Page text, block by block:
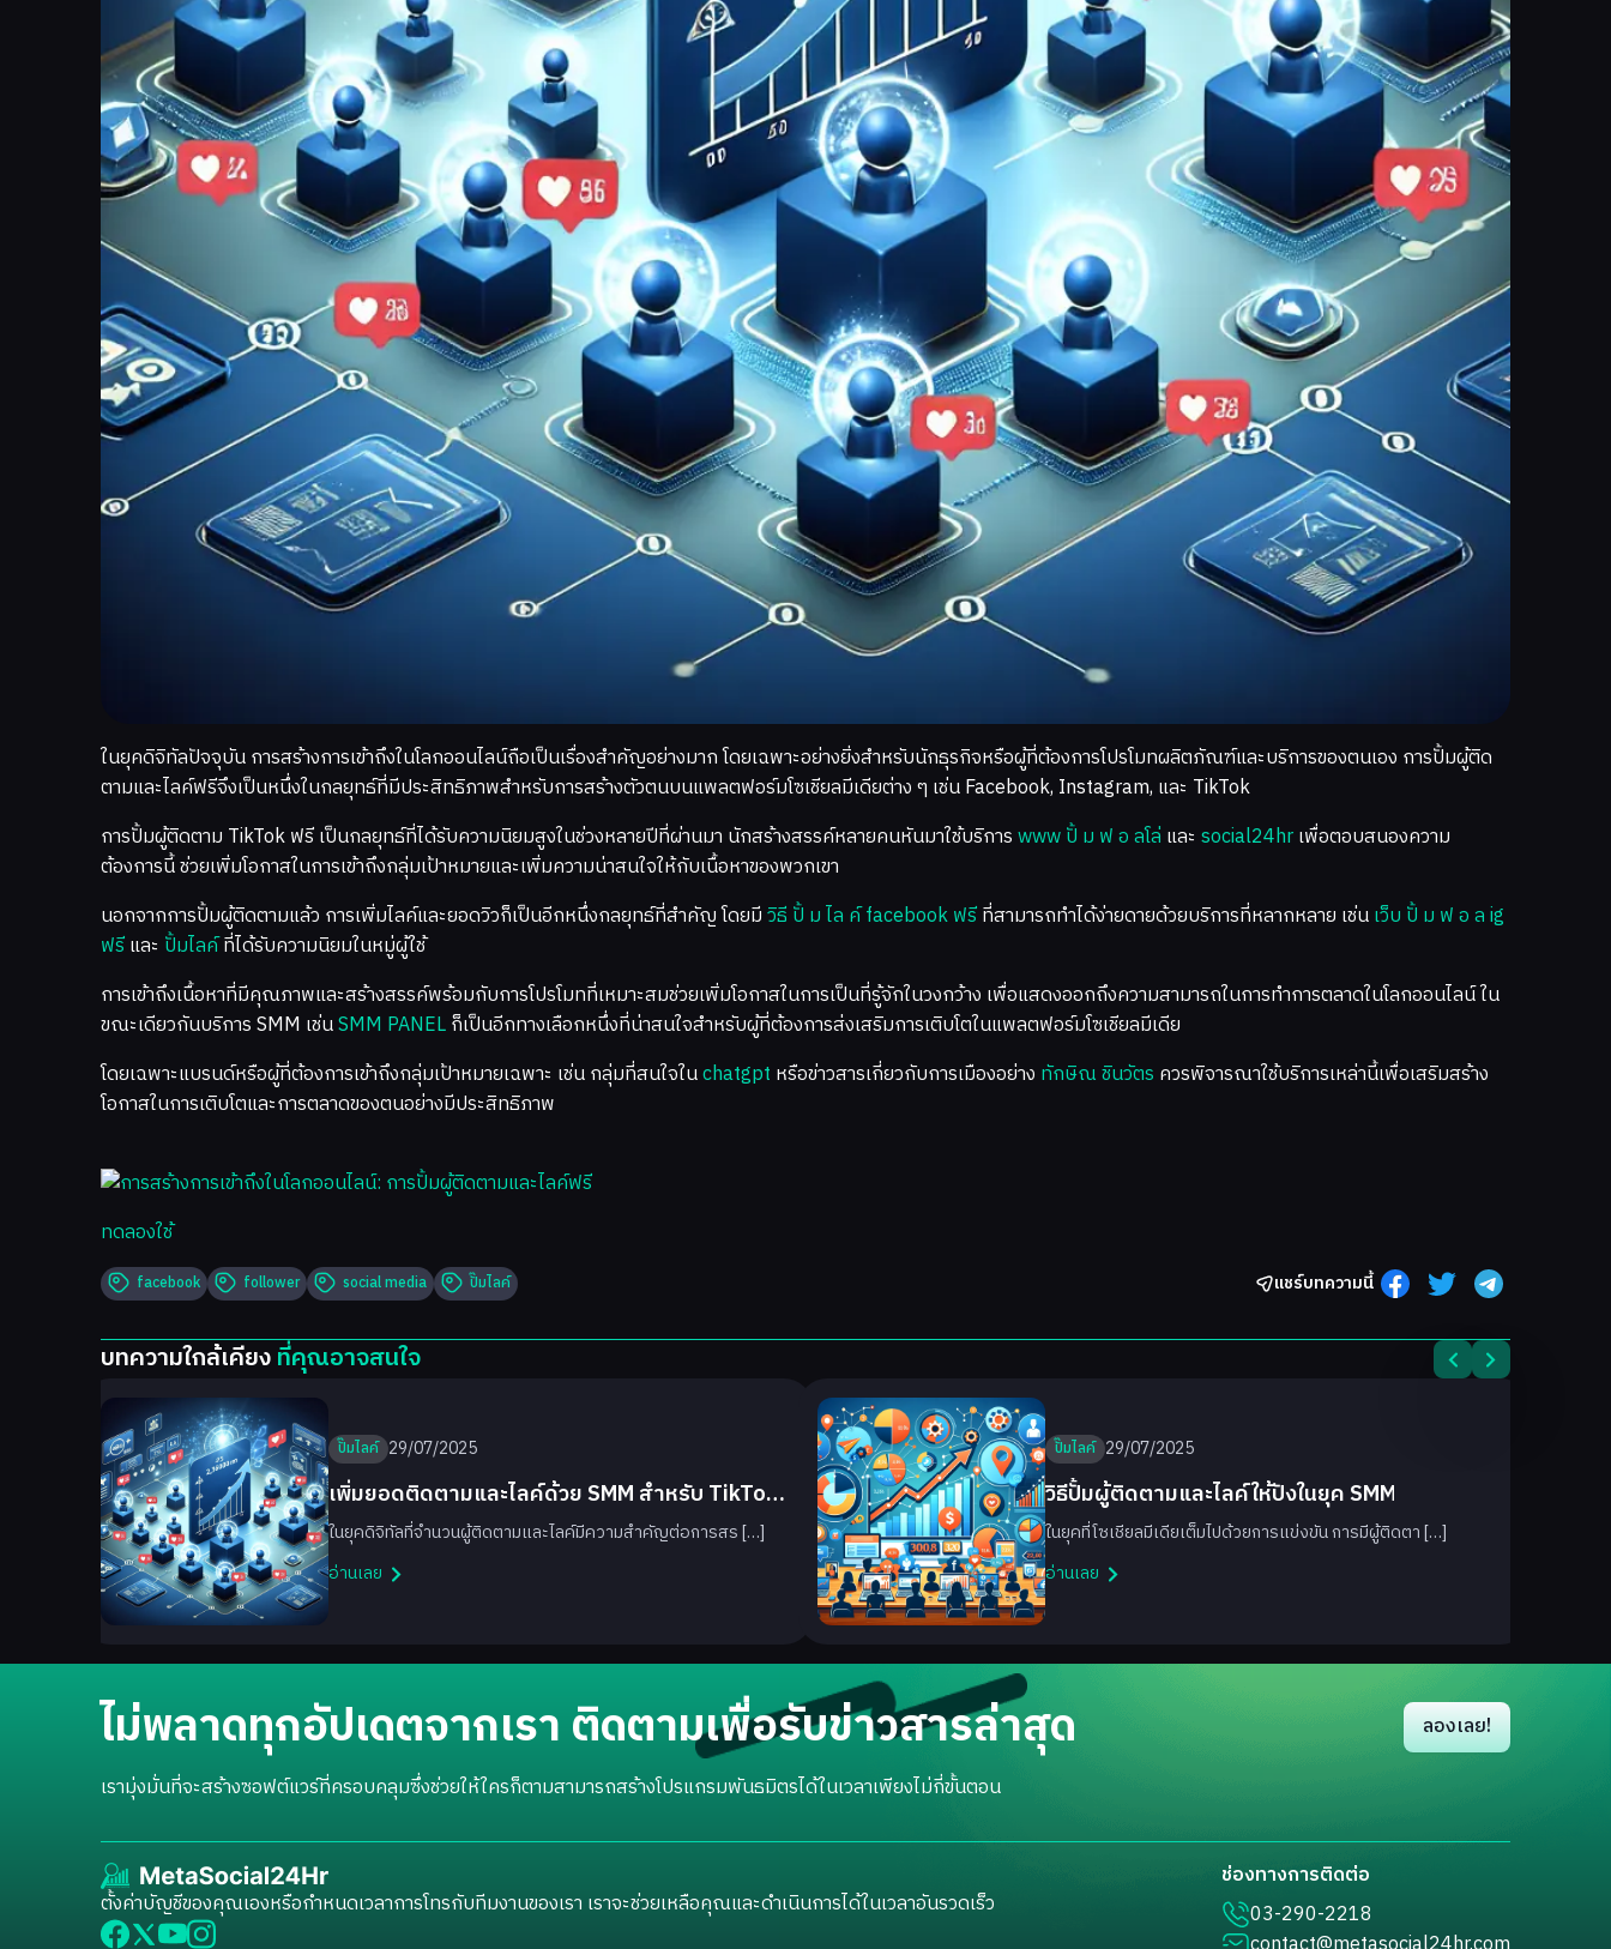
ในยุคดิจิทัลปัจจุบัน การสร้างการเข้าถึงในโลกออนไลน์ถือเป็นเรื่องสำคัญอย่างมาก โดยเฉพาะอย่างยิ่งสำหรับนักธุรกิจหรือผู้ที่ต้องการโปรโมทผลิตภัณฑ์และบริการของตนเอง การปั้มผู้ติด
ตามและไลค์ฟรีจึงเป็นหนึ่งในกลยุทธ์ที่มีประสิทธิภาพสำหรับการสร้างตัวตนบนแพลตฟอร์มโซเชียลมีเดียต่าง ๆ เช่น Facebook, Instagram, และ TikTok
การปั้มผู้ติดตาม TikTok ฟรี เป็นกลยุทธ์ที่ได้รับความนิยมสูงในช่วงหลายปีที่ผ่านมา นักสร้างสรรค์หลายคนหันมาใช้บริการwww ปั้ ม ฟ อ ลโล่ และ social24hrเพื่อตอบสนองความ
ต้องการนี้ ช่วยเพิ่มโอกาสในการเข้าถึงกลุ่มเป้าหมายและเพิ่มความน่าสนใจให้กับเนื้อหาของพวกเขา
นอกจากการปั้มผู้ติดตามแล้ว การเพิ่มไลค์และยอดวิวก็เป็นอีกหนึ่งกลยุทธ์ที่สำคัญ โดยมีวิธี ปั้ ม ไล ค์ facebook ฟรีที่สามารถทำได้ง่ายดายด้วยบริการที่หลากหลาย เช่นเว็บ ปั้ ม ฟ อ ล ig
ฟรีและ ปั้มไลค์ที่ได้รับความนิยมในหมู่ผู้ใช้
การเข้าถึงเนื้อหาที่มีคุณภาพและสร้างสรรค์พร้อมกับการโปรโมทที่เหมาะสมช่วยเพิ่มโอกาสในการเป็นที่รู้จักในวงกว้าง เพื่อแสดงออกถึงความสามารถในการทำการตลาดในโลกออนไลน์ ใน
ขณะเดียวกันบริการ SMM เช่นSMM PANELก็เป็นอีกทางเลือกหนึ่งที่น่าสนใจสำหรับผู้ที่ต้องการส่งเสริมการเติบโตในแพลตฟอร์มโซเชียลมีเดีย
โดยเฉพาะแบรนด์หรือผู้ที่ต้องการเข้าถึงกลุ่มเป้าหมายเฉพาะ เช่น กลุ่มที่สนใจในchatgpt หรือข่าวสารเกี่ยวกับการเมืองอย่าง ทักษิณ ชินวัตร ควรพิจารณาใช้บริการเหล่านี้เพื่อเสริมสร้าง
โอกาสในการเติบโตและการตลาดของตนอย่างมีประสิทธิภาพ
ทดลองใช้
facebook follower social media ปั๊มไลค์ แชร์บทความนี้
บทความใกล้เคียงที่คุณอาจสนใจ
ปั๊มไลค์ 29/07/2025
เพิ่มยอดติดตามและไลค์ด้วย SMM สำหรับ TikTok
และ Facebook
ในยุคดิจิทัลที่จำนวนผู้ติดตามและไลค์มีความสำคัญต่อการสร […]
อ่านเลย
ปั๊มไลค์ 29/07/2025
วิธีปั้มผู้ติดตามและไลค์ให้ปังในยุค SMM
ในยุคที่โซเชียลมีเดียเต็มไปด้วยการแข่งขัน การมีผู้ติดตา […]
อ่านเลย
ไม่พลาดทุกอัปเดตจากเรา ติดตามเพื่อรับข่าวสารล่าสุด
ลองเลย!
เรามุ่งมั่นที่จะสร้างซอฟต์แวร์ที่ครอบคลุมซึ่งช่วยให้ใครก็ตามสามารถสร้างโปรแกรมพันธมิตรได้ในเวลาเพียงไม่กี่ขั้นตอน
ตั้งค่าบัญชีของคุณเองหรือกำหนดเวลาการโทรกับทีมงานของเรา เราจะช่วยเหลือคุณและดำเนินการได้ในเวลาอันรวดเร็ว
ช่องทางการติดต่อ
03-290-2218